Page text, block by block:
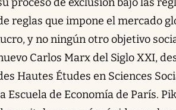
reglas que impone el mercado
y no ningún otro objetivo
Carlos Marx del Siglo XXI,
Hautes Études en Sciences
Escuela de Economía de París.